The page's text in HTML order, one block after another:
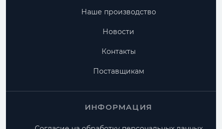
Наше производство
Новости
Контакты
Поставщикам
ИНФОРМАЦИЯ